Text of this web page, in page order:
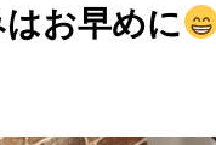
お早めに